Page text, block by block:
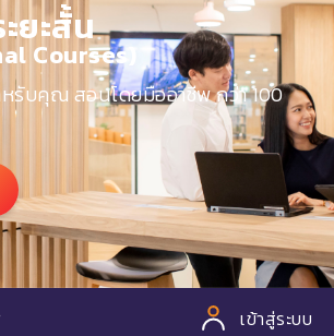
ยะสั้น
Courses)​
รับคุณ สอนโดยมืออาชีพ กว่า 100
เข้าสู่ระบบ